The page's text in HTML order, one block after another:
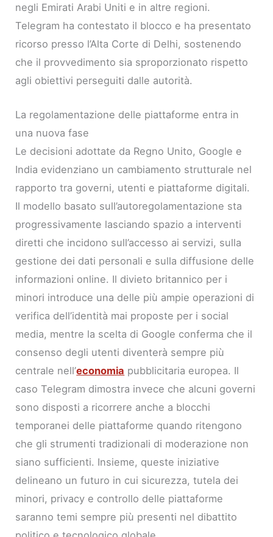
negli Emirati Arabi Uniti e in altre regioni.
Telegram ha contestato il blocco e ha presentato
ricorso presso l’Alta Corte di Delhi, sostenendo
che il provvedimento sia sproporzionato rispetto
agli obiettivi perseguiti dalle autorità.
La regolamentazione delle piattaforme entra in
una nuova fase
Le decisioni adottate da Regno Unito, Google e
India evidenziano un cambiamento strutturale nel
rapporto tra governi, utenti e piattaforme digitali.
Il modello basato sull’autoregolamentazione sta
progressivamente lasciando spazio a interventi
diretti che incidono sull’accesso ai servizi, sulla
gestione dei dati personali e sulla diffusione delle
informazioni online. Il divieto britannico per i
minori introduce una delle più ampie operazioni di
verifica dell’identità mai proposte per i social
media, mentre la scelta di Google conferma che il
consenso degli utenti diventerà sempre più
centrale nell’economia pubblicitaria europea. Il
caso Telegram dimostra invece che alcuni governi
sono disposti a ricorrere anche a blocchi
temporanei delle piattaforme quando ritengono
che gli strumenti tradizionali di moderazione non
siano sufficienti. Insieme, queste iniziative
delineano un futuro in cui sicurezza, tutela dei
minori, privacy e controllo delle piattaforme
saranno temi sempre più presenti nel dibattito